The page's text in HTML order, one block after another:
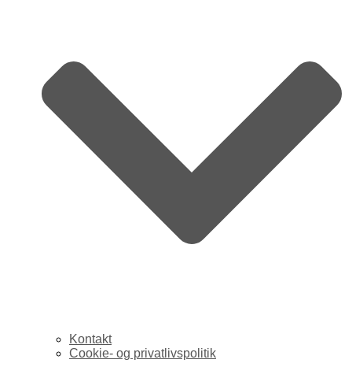
Kontakt
Cookie- og privatlivspolitik